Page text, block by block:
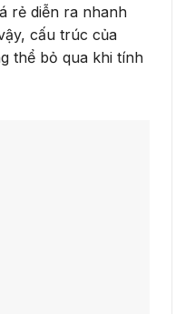
rẻ diễn ra nhanh
cấu trúc của
thể bỏ qua khi tính